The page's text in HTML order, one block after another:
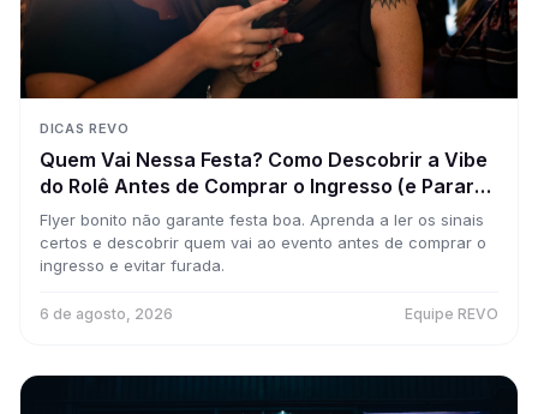
DICAS REVO
Quem Vai Nessa Festa? Como Descobrir a Vibe
do Rolê Antes de Comprar o Ingresso (e Parar
de Cair em Furada)
Flyer bonito não garante festa boa. Aprenda a ler os sinais
certos e descobrir quem vai ao evento antes de comprar o
ingresso e evitar furada.
6 de agosto, 2026 Equipe REVO